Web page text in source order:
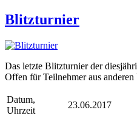
Blitzturnier
Das letzte Blitzturnier der
Offen für Teilnehmer aus anderen
Datum,
Uhrzeit
23.06.2017